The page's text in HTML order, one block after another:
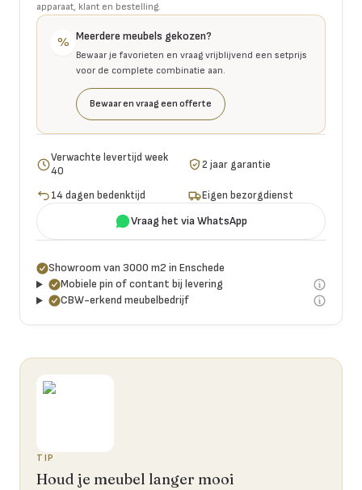
apparaat, klant en bestelling.
% Meerdere meubels gekozen?
Bewaar je favorieten en vraag vrijblijvend een setprijs
voor de complete combinatie aan.
Bewaar en vraag een offerte
Verwachte levertijd week
40
2 jaar garantie
14 dagen bedenktijd Eigen bezorgdienst
Vraag het via WhatsApp
Showroom van 3000 m2 in Enschede
Mobiele pin of contant bij levering
CBW-erkend meubelbedrijf
TIP
Houd je meubel langer mooi